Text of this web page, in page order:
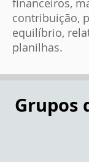
financeiros,
contribuição,
equilíbrio,
planilhas.
Grupos